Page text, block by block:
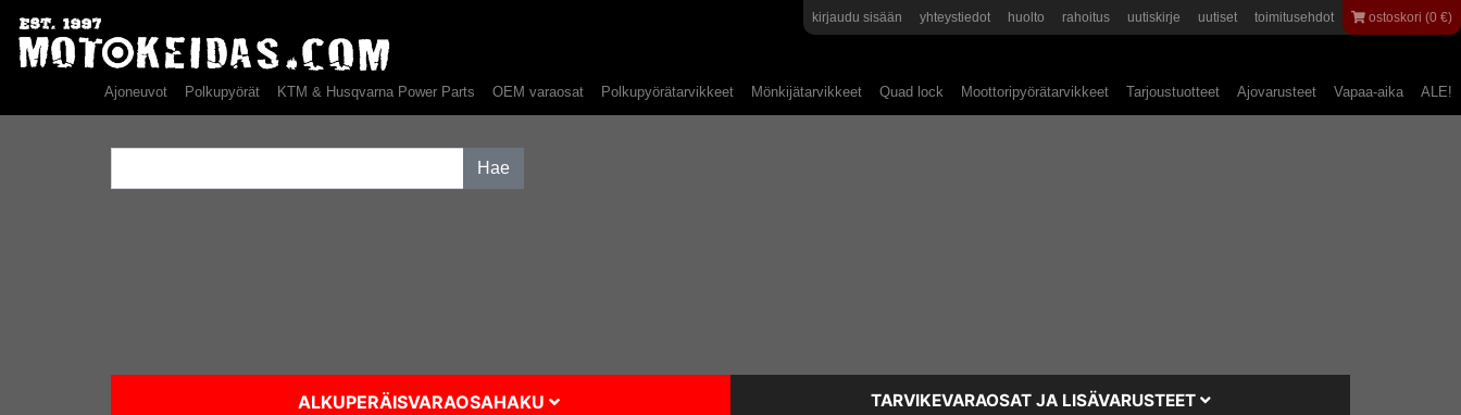
kirjaudu sisään yhteystiedot huolto rahoitus uutiskirje uutiset toimitusehdot ostoskori (0 €)
Ajoneuvot Polkupyörät KTM & Husqvarna Power Parts OEM varaosat Polkupyörätarvikkeet Mönkijätarvikkeet Quad lock Moottoripyörätarvikkeet Tarjoustuotteet Ajovarusteet Vapaa-aika ALE!
ALKUPERÄISVARAOSAHAKU TARVIKEVARAOSAT JA LISÄVARUSTEET